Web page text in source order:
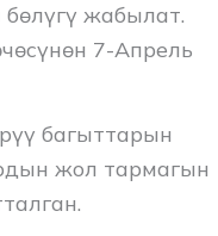
жабылат.
7-Апрель
багыттарын
жол тармагын